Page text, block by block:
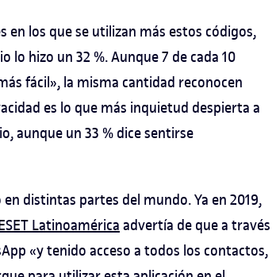
en los que se utilizan más estos códigos,
lo hizo un 32 %. Aunque 7 de cada 10
fácil», la misma cantidad reconocen
es lo que más inquietud despierta a
aunque un 33 % dice sentirse
distintas partes del mundo. Ya en 2019,
Latinoamérica advertía de que a través
«y tenido acceso a todos los contactos,